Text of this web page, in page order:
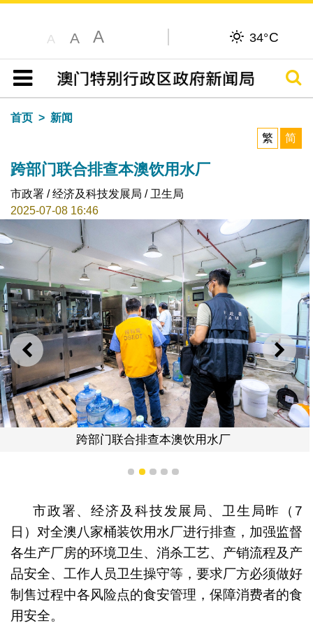
A A A 34°C
目录
搜寻
首页
新闻
繁
简
跨部门联合排查本澳饮用水厂
市政署 / 经济及科技发展局 / 卫生局
2025-07-08 16:46
上一则 下一
跨部门联合排查本澳饮用水厂
1 2 3 4 5
市政署、经济及科技发展局、卫生局昨（7
日）对全澳八家桶装饮用水厂进行排查，加强监督
各生产厂房的环境卫生、消杀工艺、产销流程及产
品安全、工作人员卫生操守等，要求厂方必须做好
制售过程中各风险点的食安管理，保障消费者的食
用安全。